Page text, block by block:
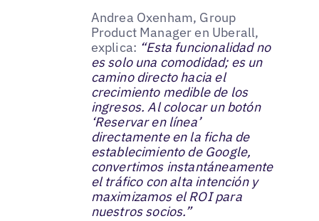
Andrea Oxenham, Group
Product Manager en Uberall,
explica: “Esta funcionalidad no
es solo una comodidad; es un
camino directo hacia el
crecimiento medible de los
ingresos. Al colocar un botón
‘Reservar en línea’
directamente en la ficha de
establecimiento de Google,
convertimos instantáneamente
el tráfico con alta intención y
maximizamos el ROI para
nuestros socios.”